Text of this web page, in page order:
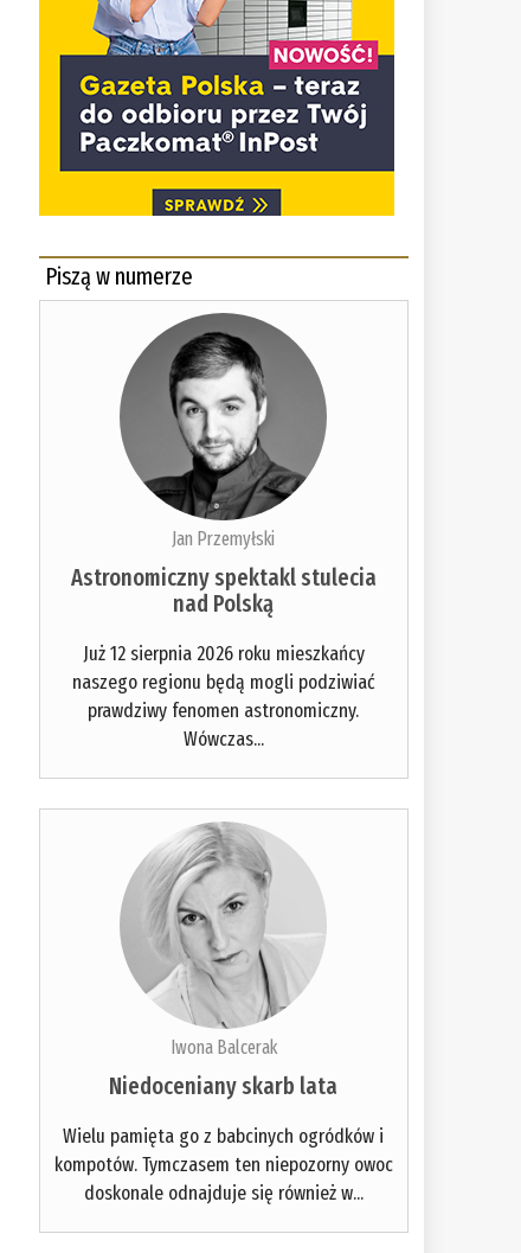
Piszą w numerze
Jan Przemyłski
Astronomiczny spektakl stulecia
nad Polską
Już 12 sierpnia 2026 roku mieszkańcy
naszego regionu będą mogli podziwiać
prawdziwy fenomen astronomiczny.
Wówczas...
Iwona Balcerak
Niedoceniany skarb lata
Wielu pamięta go z babcinych ogródków i
kompotów. Tymczasem ten niepozorny owoc
doskonale odnajduje się również w...